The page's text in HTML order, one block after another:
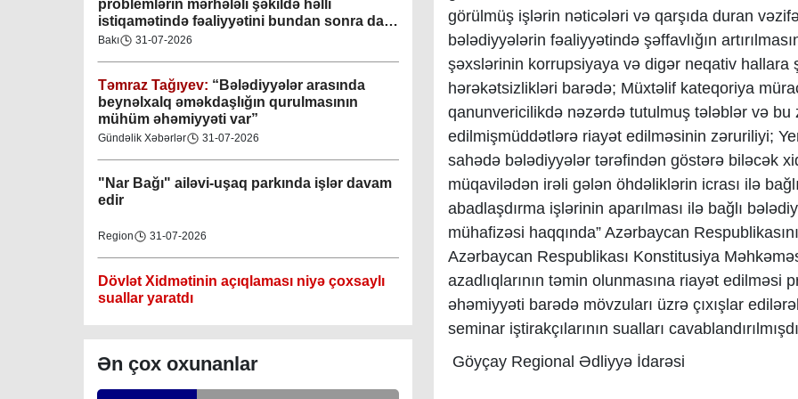
problemlərin mərhələli şəkildə həlli
istiqamətində fəaliyyətini bundan sonra da
davam etdirəcəkdir
Bakı 31-07-2026
Təmraz Tağıyev: “Bələdiyyələr arasında
beynəlxalq əməkdaşlığın qurulmasının
mühüm əhəmiyyəti var”
Gündəlik Xəbərlər 31-07-2026
"Nar Bağı" ailəvi-uşaq parkında işlər davam
edir
Region 31-07-2026
Dövlət Xidmətinin açıqlaması niyə çoxsaylı
suallar yaratdı
Məhkəmə prosesi ilə bağlı yerində baxış
keçirilib
Ən çox oxunanlar
Gəncə şəhəri Nizami bələdiyyəsi
08-04-2023
M.Ə.Rəsuzladə bələdiyyəsi
07-04-2023
Xətai bələdiyyəsi
07-04-2023
06-04-2023
Nəsimi bələdiyyəsi
06-04-2023
Nərimanov bələdiyyəsi
06-04-2023
görülmüş işlərin nəticələri və qarşıda duran
bələdiyyələrin fəaliyyətində şəffavlığın
şəxslərinin korrupsiyaya və digər neqativ hallara
hərəkətsizlikləri barədə; Müxtəlif kateqoriya
qanunvericilikdə nəzərdə tutulmuş tələblər və
edilmişmüddətlərə riayət edilməsinin zəruriliyi;
sahədə bələdiyyələr tərəfindən göstərə biləcək
müqavilədən irəli gələn öhdəliklərin icrası ilə
abadlaşdırma işlərinin aparılması ilə bağlı
mühafizəsi haqqında” Azərbaycan
Azərbaycan Respublikası Konstitusiya
azadlıqlarının təmin olunmasına riayət
əhəmiyyəti barədə mövzuları üzrə çıxışlar
seminar iştirakçılarının sualları
Göyçay Regional Ədliyyə İdarəsi